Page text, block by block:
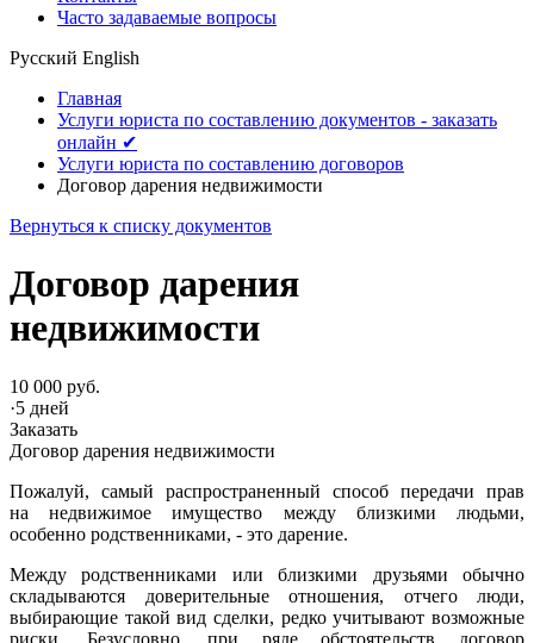
Часто задаваемые вопросы
Русский English
Главная
Услуги юриста по составлению документов - заказать
онлайн ✔
Услуги юриста по составлению договоров
Договор дарения недвижимости
Вернуться к списку документов
Договор дарения
недвижимости
10 000 руб.
·5 дней
Заказать
Договор дарения недвижимости
Пожалуй, самый распространенный способ передачи прав
на недвижимое имущество между близкими людьми,
особенно родственниками, - это дарение.
Между родственниками или близкими друзьями обычно
складываются доверительные отношения, отчего люди,
выбирающие такой вид сделки, редко учитывают возможные
риски. Безусловно, при ряде обстоятельств договор